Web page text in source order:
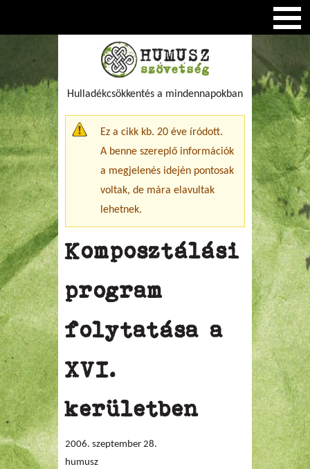
Hulladékcsökkentés a mindennapokban
Figyelmeztető üzenet
Ez a cikk kb. 20 éve íródott.
A benne szereplő információk
a megjelenés idején pontosak
voltak, de mára elavultak
lehetnek.
Komposztálási
program
folytatása a
XVI.
kerületben
2006. szeptember 28.
humusz